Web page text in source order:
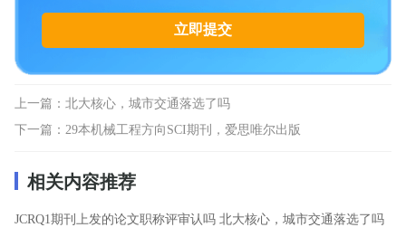
上一篇： 北大核心，城市交通落选了吗
下一篇： 29本机械工程方向SCI期刊，爱思唯尔出版
相关内容推荐
JCRQ1期刊上发的论文职称评审认吗 北大核心，城市交通落选了吗